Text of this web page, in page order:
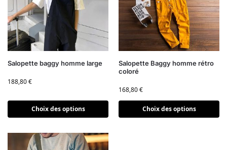
Salopette baggy homme large
188,80€
Choix des options
Salopette Baggy homme rétro
coloré
168,80€
Choix des options